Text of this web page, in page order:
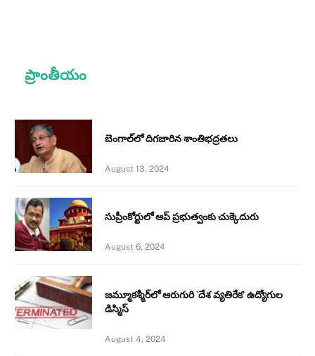
ప్రాంతీయం
బెంగాల్‌లో దిగజారిన శాంతిభద్రతలు
August 13, 2024
సుప్రీంకోర్టులో ఆప్ ప్రభుత్వంకు చుక్కెదురు
August 6, 2024
జమ్మూకశ్మీర్‌లో ఆరుగురి `దేశ వ్యతిరేక’ ఉద్యోగుల
డిస్మిస్‌
August 4, 2024